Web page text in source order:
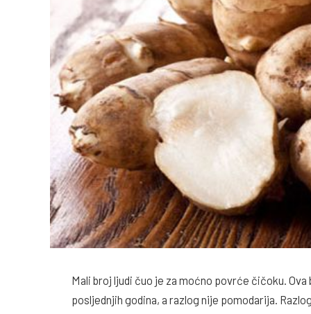
Mali broj ljudi čuo je za moćno povrće čičoku.
posljednjih godina, a razlog nije pomodarija.